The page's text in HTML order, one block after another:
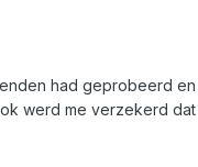
had geprobeerd
werd me verzekerd